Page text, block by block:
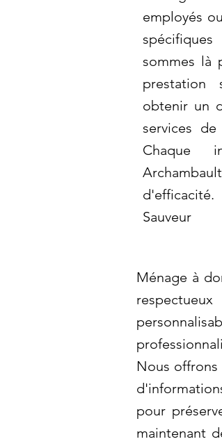
employés
sommes là
prestation
obtenir un
services
Chaque
Sauveur
Ménage à
Nous
pour
maintenant